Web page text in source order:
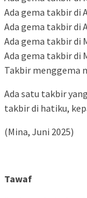
Ada gema takbir di
Ada gema takbir di
Ada gema takbir di
Ada gema takbir di
Takbir menggema
Ada satu takbir
takbir di hatiku,
(Mina, Juni 2025)
Tawaf